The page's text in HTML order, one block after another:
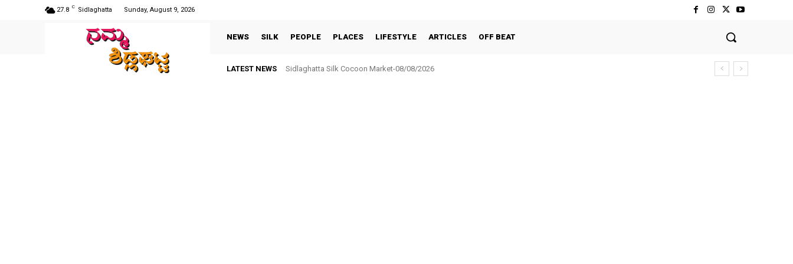
27.8 C Sidlaghatta Sunday, August 9, 2026
NEWS SILK PEOPLE PLACES LIFESTYLE ARTICLES OFF BEAT
LATEST NEWS Sidlaghatta Silk Cocoon Market-08/08/2026
ಸರ್ಕಾರಿ ನೌಕರರ ಸಂಘಕ್ಕೆ ₹5.17 ಲಕ್ಷ ಉಳಿತಾಯ: ವಾರ್ಷಿಕ ಮಹಾಸಭೆಯಲ್ಲಿ ಘೋಷಣೆ